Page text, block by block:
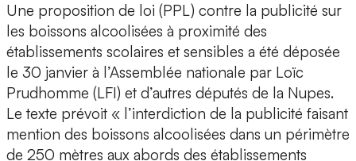
Une proposition de loi (PPL) contre la publicité sur
les boissons alcoolisées à proximité des
établissements scolaires et sensibles a été déposée
le 30 janvier à l’Assemblée nationale par Loïc
Prudhomme (LFI) et d’autres députés de la Nupes.
Le texte prévoit « l’interdiction de la publicité faisant
mention des boissons alcoolisées dans un périmètre
de 250 mètres aux abords des établissements